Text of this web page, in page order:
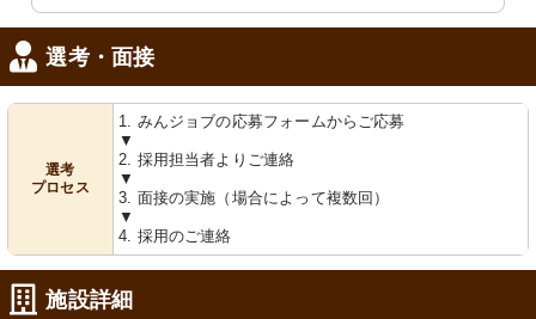
選考・面接
選考
プロセス
1. みんジョブの応募フォームからご応募
▼
2. 採用担当者よりご連絡
▼
3. 面接の実施（場合によって複数回）
▼
4. 採用のご連絡
施設詳細